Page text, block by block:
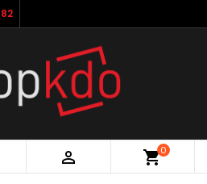
 shopping_cart0
×
d'envies ×
Créer une liste d'envies
×
pour ajouter des produits
Annuler Connexion